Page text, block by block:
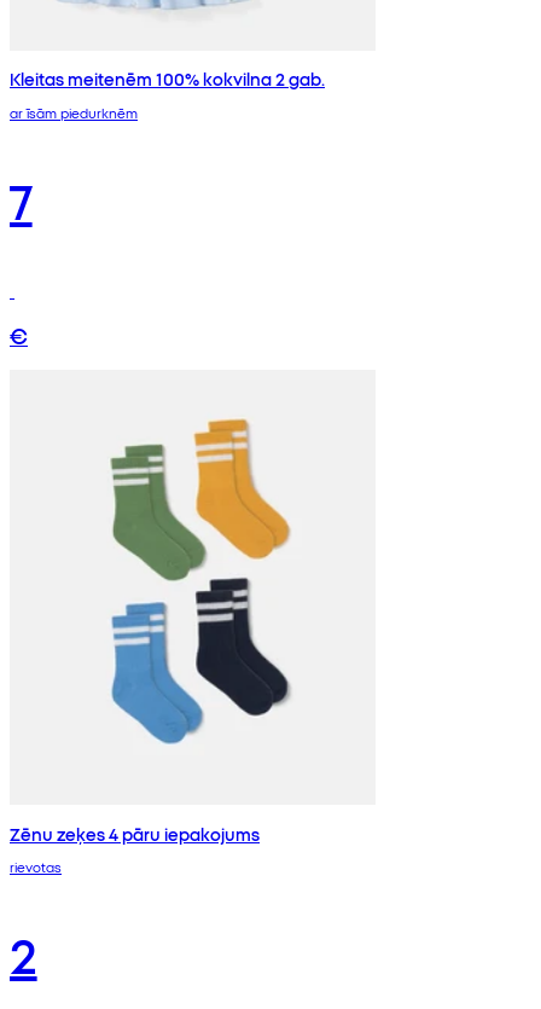
Kleitas meitenēm 100% kokvilna 2 gab.
ar īsām piedurknēm
7
€
Zēnu zeķes 4 pāru iepakojums
rievotas
2